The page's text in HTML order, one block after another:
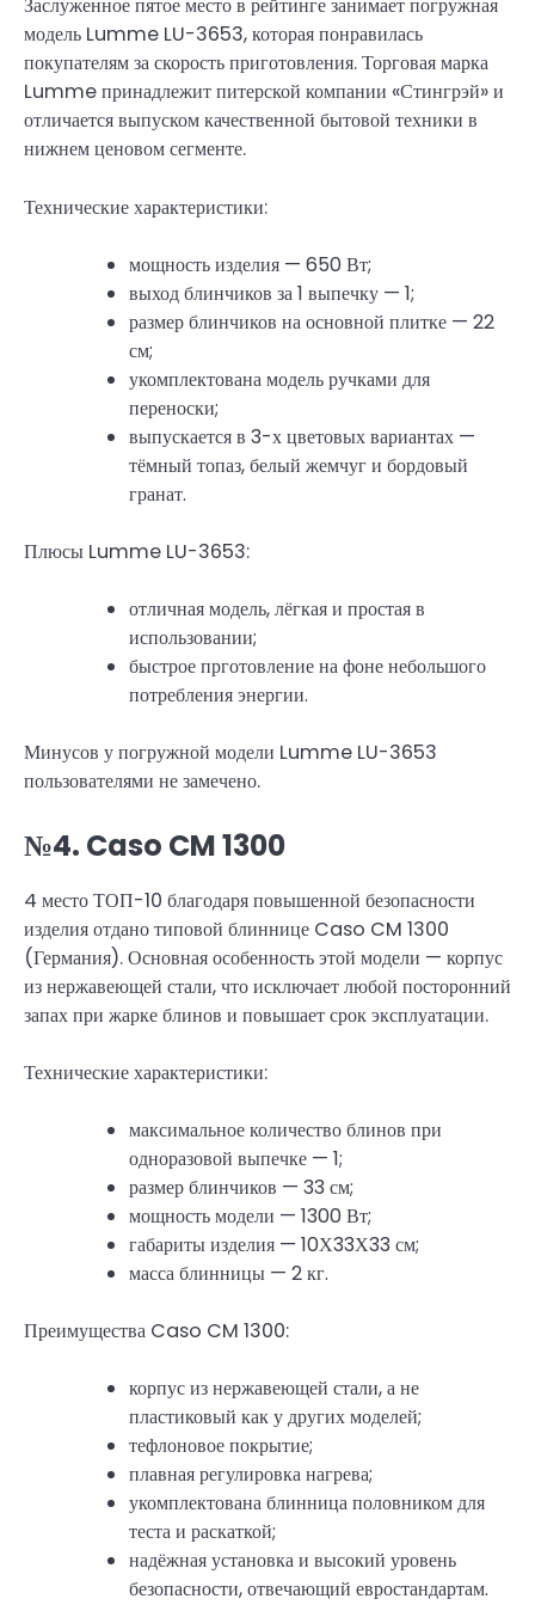
Заслуженное пятое место в рейтинге занимает погружная
модель Lumme LU-3653, которая понравилась
покупателям за скорость приготовления. Торговая марка
Lumme принадлежит питерской компании «Стингрэй» и
отличается выпуском качественной бытовой техники в
нижнем ценовом сегменте.
Технические характеристики:
мощность изделия — 650 Вт;
выход блинчиков за 1 выпечку — 1;
размер блинчиков на основной плитке — 22
см;
укомплектована модель ручками для
переноски;
выпускается в 3-х цветовых вариантах —
тёмный топаз, белый жемчуг и бордовый
гранат.
Плюсы Lumme LU-3653:
отличная модель, лёгкая и простая в
использовании;
быстрое прготовление на фоне небольшого
потребления энергии.
Минусов у погружной модели Lumme LU-3653
пользователями не замечено.
№4. Caso CM 1300
4 место ТОП-10 благодаря повышенной безопасности
изделия отдано типовой блиннице Caso CM 1300
(Германия). Основная особенность этой модели — корпус
из нержавеющей стали, что исключает любой посторонний
запах при жарке блинов и повышает срок эксплуатации.
Технические характеристики:
максимальное количество блинов при
одноразовой выпечке — 1;
размер блинчиков — 33 см;
мощность модели — 1300 Вт;
габариты изделия — 10Х33Х33 см;
масса блинницы — 2 кг.
Преимущества Caso CM 1300:
корпус из нержавеющей стали, а не
пластиковый как у других моделей;
тефлоновое покрытие;
плавная регулировка нагрева;
укомплектована блинница половником для
теста и раскаткой;
надёжная установка и высокий уровень
безопасности, отвечающий евростандартам.